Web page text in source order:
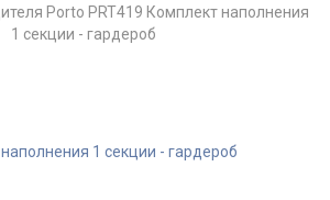
1 секции - гардероб